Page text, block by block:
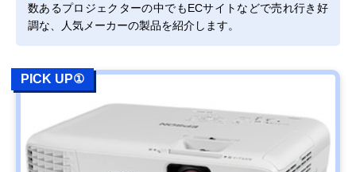
数あるプロジェクターの中でもECサイトなどで売れ行き好
調な、人気メーカーの製品を紹介します。
PICK UP①